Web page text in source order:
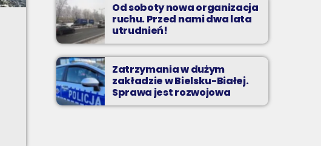
Od soboty nowa organizacja
ruchu. Przed nami dwa lata
utrudnień!
Zatrzymania w dużym
zakładzie w Bielsku-Białej.
Sprawa jest rozwojowa